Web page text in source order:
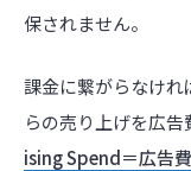
保されません。
課金に繋がらなけ
らの売り上げを広
ising Spend＝広告費